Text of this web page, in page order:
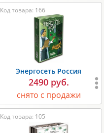
Код товара: 166
Энергосеть Россия
2490 руб.
снято с продажи
Код товара: 105